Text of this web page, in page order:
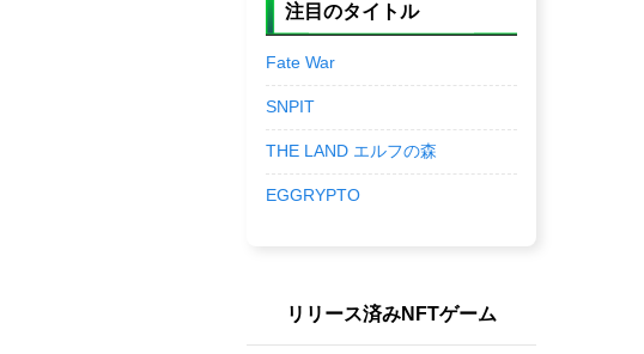
注目のタイトル
Fate War
SNPIT
THE LAND エルフの森
EGGRYPTO
リリース済みNFTゲーム